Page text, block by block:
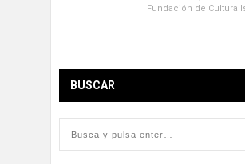
Fundación de Cultura
BUSCAR